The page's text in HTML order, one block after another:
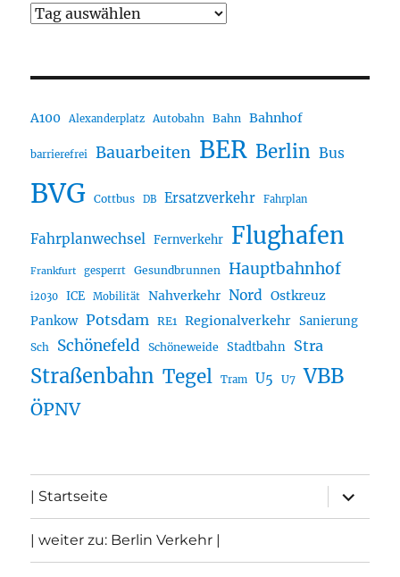
A100 Alexanderplatz Autobahn Bahn Bahnhof
barrierefrei Bauarbeiten BER Berlin Bus
BVG Cottbus DB Ersatzverkehr Fahrplan
Fahrplanwechsel Fernverkehr Flughafen
Frankfurt gesperrt Gesundbrunnen Hauptbahnhof
i2030 ICE Mobilität Nahverkehr Nord Ostkreuz
Pankow Potsdam RE1 Regionalverkehr Sanierung
Sch Schönefeld Schöneweide Stadtbahn Stra
Straßenbahn Tegel Tram U5 U7 VBB
ÖPNV
| Startseite
öffnen
| weiter zu: Berlin Verkehr |